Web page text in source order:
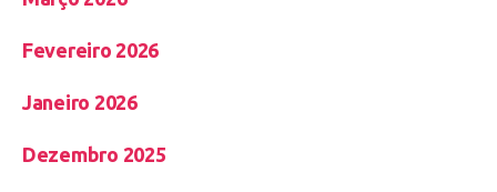
Fevereiro 2026
Janeiro 2026
Dezembro 2025